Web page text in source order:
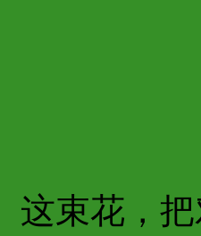
这束花，